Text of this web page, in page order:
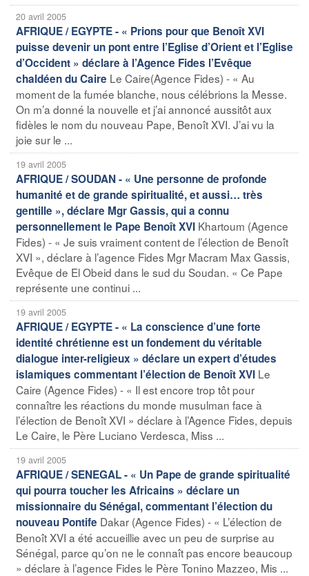
20 avril 2005
AFRIQUE / EGYPTE - « Prions pour que Benoît XVI
puisse devenir un pont entre l’Eglise d’Orient et l’Eglise
d’Occident » déclare à l’Agence Fides l’Evêque
chaldéen du Caire Le Caire(Agence Fides) - « Au
moment de la fumée blanche, nous célébrions la Messe.
On m’a donné la nouvelle et j’ai annoncé aussitôt aux
fidèles le nom du nouveau Pape, Benoît XVI. J’ai vu la
joie sur le ...
19 avril 2005
AFRIQUE / SOUDAN - « Une personne de profonde
humanité et de grande spiritualité, et aussi… très
gentille », déclare Mgr Gassis, qui a connu
personnellement le Pape Benoît XVI Khartoum (Agence
Fides) - « Je suis vraiment content de l’élection de Benoît
XVI », déclare à l’agence Fides Mgr Macram Max Gassis,
Evêque de El Obeid dans le sud du Soudan. « Ce Pape
représente une continui ...
19 avril 2005
AFRIQUE / EGYPTE - « La conscience d’une forte
identité chrétienne est un fondement du véritable
dialogue inter-religieux » déclare un expert d’études
islamiques commentant l’élection de Benoît XVI Le
Caire (Agence Fides) - « Il est encore trop tôt pour
connaître les réactions du monde musulman face à
l’élection de Benoît XVI » déclare à l’Agence Fides, depuis
Le Caire, le Père Luciano Verdesca, Miss ...
19 avril 2005
AFRIQUE / SENEGAL - « Un Pape de grande spiritualité
qui pourra toucher les Africains » déclare un
missionnaire du Sénégal, commentant l’élection du
nouveau Pontife Dakar (Agence Fides) - « L’élection de
Benoît XVI a été accueillie avec un peu de surprise au
Sénégal, parce qu’on ne le connaît pas encore beaucoup
» déclare à l’agence Fides le Père Tonino Mazzeo, Mis ...